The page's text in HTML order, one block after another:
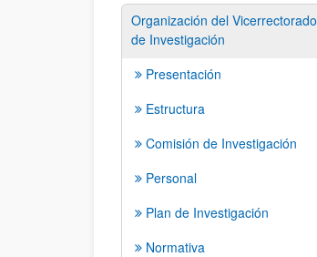
Organización del Vicerrectorado
de Investigación
Presentación
Estructura
Comisión de Investigación
Personal
Plan de Investigación
Normativa